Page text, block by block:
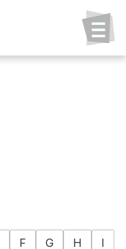
F G H
I